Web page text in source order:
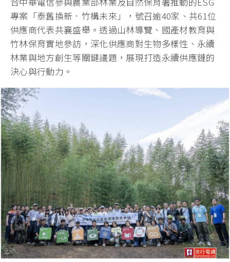
專案「泰舊換新．竹構未來」，號召逾40家、共61位
供應商代表共襄盛舉。透過山林導覽、國產材教育與
竹林保育實地參訪，深化供應商對生物多樣性、永續
林業與地方創生等關鍵議題，展現打造永續供應鏈的
決心與行動力。